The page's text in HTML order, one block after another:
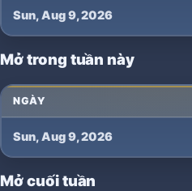
Sun, Aug 9, 2026
Mở trong tuần này
NGÀY
Sun, Aug 9, 2026
Mở cuối tuần